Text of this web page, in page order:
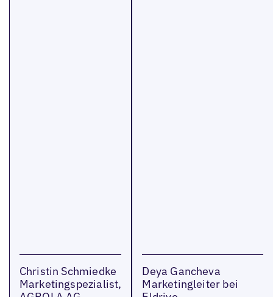
Christin Schmiedke
Marketingspezialist,
Deya Gancheva
Marketingleiter bei